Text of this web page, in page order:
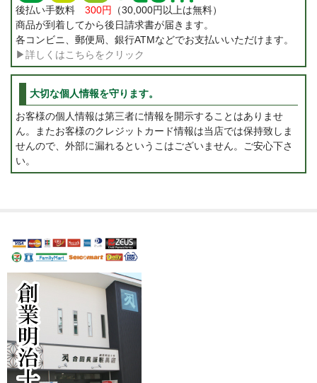
後払い手数料 300円
（30,000円以上は無料）
商品が到着してから後日請求書が届きます。
各コンビニ、郵便局、銀行ATMなどでお支払いいただけます。
▶詳しくはこちらをクリック
大切な個人情報を守ります。
お客様の個人情報は第三者に情報を開示することはありませ
ん。またお客様のクレジットカード情報は当店では保持致しま
せんので、外部に漏れるというこはございません。ご安心下さ
い。